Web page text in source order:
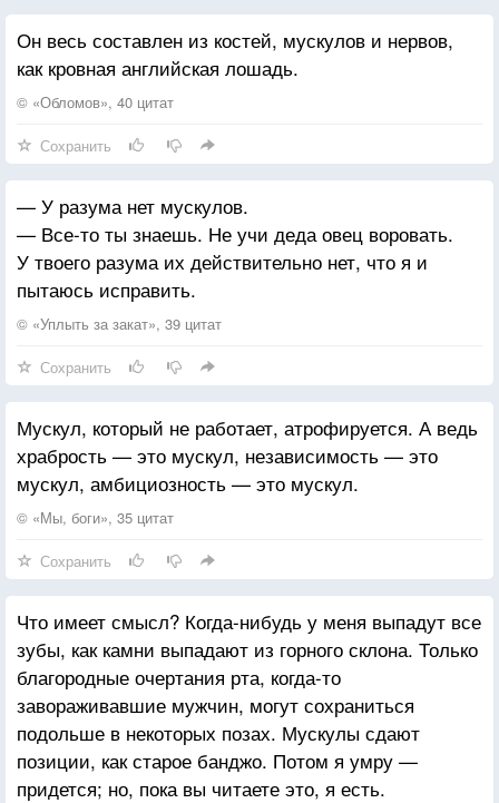
Он весь составлен из костей, мускулов и нервов,
как кровная английская лошадь.
© «Обломов», 40 цитат
Сохранить
— У разума нет мускулов.
— Все-то ты знаешь. Не учи деда овец воровать.
У твоего разума их действительно нет, что я и
пытаюсь исправить.
© «Уплыть за закат», 39 цитат
Сохранить
Мускул, который не работает, атрофируется. А ведь
храбрость — это мускул, независимость — это
мускул, амбициозность — это мускул.
© «Мы, боги», 35 цитат
Сохранить
Что имеет смысл? Когда-нибудь у меня выпадут все
зубы, как камни выпадают из горного склона. Только
благородные очертания рта, когда-то
завораживавшие мужчин, могут сохраниться
подольше в некоторых позах. Мускулы сдают
позиции, как старое банджо. Потом я умру —
придется; но, пока вы читаете это, я есть.